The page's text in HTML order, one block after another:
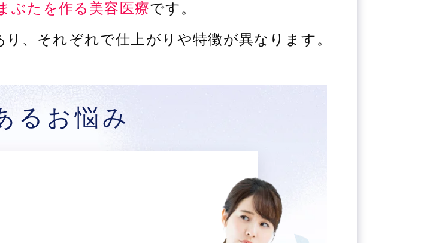
ぶたを作る美容医療です。
、 それぞれで仕上がりや特徴が異なります。
るお悩み